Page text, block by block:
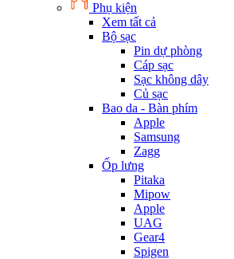
Phụ kiện
Xem tất cả
Bộ sạc
Pin dự phòng
Cáp sạc
Sạc không dây
Củ sạc
Bao da - Bàn phím
Apple
Samsung
Zagg
Ốp lưng
Pitaka
Mipow
Apple
UAG
Gear4
Spigen